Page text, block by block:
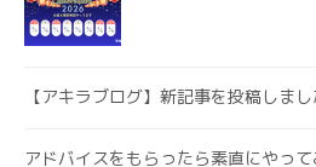
【アキラブログ】新記事を投稿しまし
アドバイスをもらったら素直にやっ